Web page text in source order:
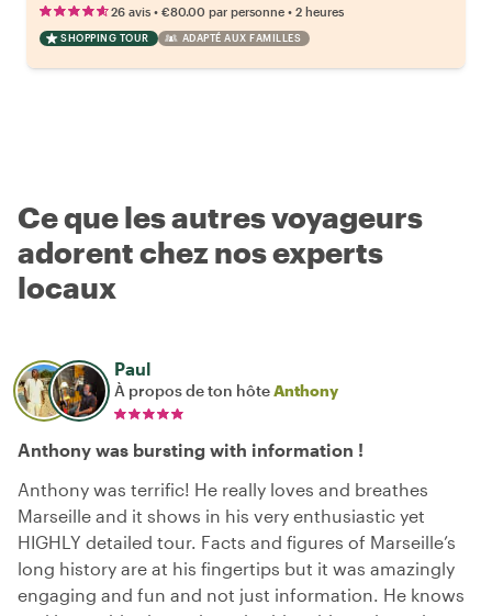
26 avis • €80.00 par personne • 2 heures
SHOPPING TOUR ADAPTÉ AUX FAMILLES
Ce que les autres voyageurs
adorent chez nos experts
locaux
Paul
À propos de ton hôteAnthony
Anthony was bursting with information !
Anthony was terrific! He really loves and breathes
Marseille and it shows in his very enthusiastic yet
HIGHLY detailed tour. Facts and figures of Marseille’s
long history are at his fingertips but it was amazingly
engaging and fun and not just information. He knows